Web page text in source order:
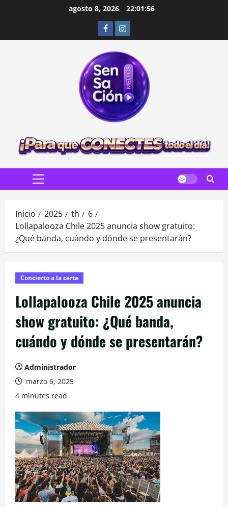
agosto 8, 2026 22:01:57
FacebookInstagram
Menú
Inicio 2025 th
6
Lollapalooza Chile 2025 anuncia show gratuito:
¿Qué banda, cuándo y dónde se presentarán?
Concierto a la carta
Lollapalooza Chile 2025 anuncia
show gratuito: ¿Qué banda,
cuándo y dónde se presentarán?
Administrador
marzo 6, 2025
4 minutes read